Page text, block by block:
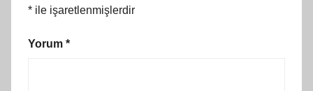
* ile işaretlenmişlerdir
Yorum *